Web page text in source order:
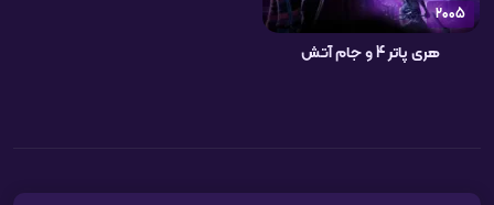
2005
هری پاتر 4 و جام آتش